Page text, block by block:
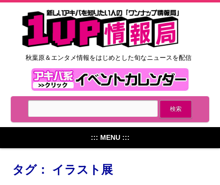
秋葉原＆エンタメ情報をはじめとした旬なニュースを配信
::: MENU :::
タグ： イラスト展